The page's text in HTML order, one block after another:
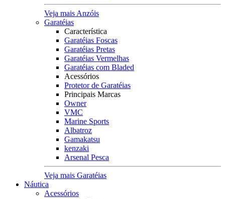
Veja mais Anzóis
Garatéias
Característica
Garatéias Foscas
Garatéias Pretas
Garatéias Vermelhas
Garatéias com Bladed
Acessórios
Protetor de Garatéias
Principais Marcas
Owner
VMC
Marine Sports
Albatroz
Gamakatsu
kenzaki
Arsenal Pesca
Veja mais Garatéias
Náutica
Acessórios